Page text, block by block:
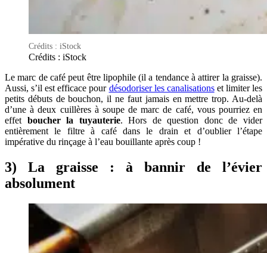
Crédits : iStock
Crédits : iStock
Le marc de café peut être lipophile (il a tendance à attirer la graisse).
Aussi, s’il est efficace pour désodoriser les canalisationset limiter les
petits débuts de bouchon, il ne faut jamais en mettre trop. Au-delà
d’une à deux cuillères à soupe de marc de café, vous pourriez en
effet boucher la tuyauterie. Hors de question donc de vider
entièrement le filtre à café dans le drain et d’oublier l’étape
impérative du rinçage à l’eau bouillante après coup !
3) La graisse : à bannir de l’évier
absolument